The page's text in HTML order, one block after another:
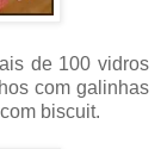
de 100 vidros
com galinhas
biscuit.